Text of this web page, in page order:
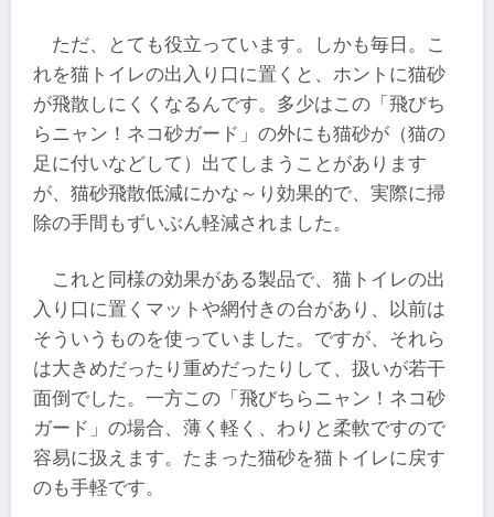
ただ、とても役立っています。しかも毎日。こ
れを猫トイレの出入り口に置くと、ホントに猫砂
が飛散しにくくなるんです。多少はこの「飛びち
らニャン！ネコ砂ガード」の外にも猫砂が（猫の
足に付いなどして）出てしまうことがあります
が、猫砂飛散低減にかな～り効果的で、実際に掃
除の手間もずいぶん軽減されました。
これと同様の効果がある製品で、猫トイレの出
入り口に置くマットや網付きの台があり、以前は
そういうものを使っていました。ですが、それら
は大きめだったり重めだったりして、扱いが若干
面倒でした。一方この「飛びちらニャン！ネコ砂
ガード」の場合、薄く軽く、わりと柔軟ですので
容易に扱えます。たまった猫砂を猫トイレに戻す
のも手軽です。